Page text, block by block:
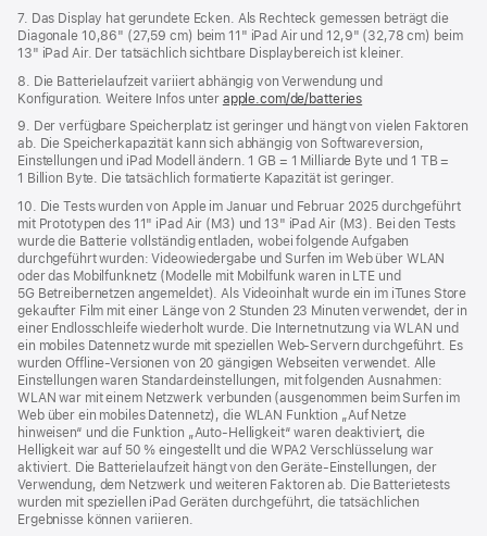
7. Das Display hat gerundete Ecken. Als Rechteck gemessen beträgt die
Diagonale 10,86" (27,59 cm) beim 11" iPad Air und 12,9" (32,78 cm) beim
13" iPad Air. Der tatsächlich sichtbare Displaybereich ist kleiner.
8. Die Batterielaufzeit variiert abhängig von Verwendung und
Konfiguration. Weitere Infos unter apple.com/de/batteries
9. Der verfügbare Speicherplatz ist geringer und hängt von vielen Faktoren
ab. Die Speicherkapazität kann sich abhängig von Softwareversion,
Einstellungen und iPad Modell ändern. 1 GB = 1 Milliarde Byte und 1 TB =
1 Billion Byte. Die tatsächlich formatierte Kapazität ist geringer.
10. Die Tests wurden von Apple im Januar und Februar 2025 durchgeführt
mit Prototypen des 11" iPad Air (M3) und 13" iPad Air (M3). Bei den Tests
wurde die Batterie vollständig entladen, wobei folgende Aufgaben
durchgeführt wurden: Videowiedergabe und Surfen im Web über WLAN
oder das Mobilfunknetz (Modelle mit Mobilfunk waren in LTE und
5G Betreibernetzen angemeldet). Als Videoinhalt wurde ein im iTunes Store
gekaufter Film mit einer Länge von 2 Stunden 23 Minuten verwendet, der in
einer Endlosschleife wiederholt wurde. Die Internetnutzung via WLAN und
ein mobiles Datennetz wurde mit speziellen Web-Servern durchgeführt. Es
wurden Offline-Versionen von 20 gängigen Webseiten verwendet. Alle
Einstellungen waren Standard­einstellungen, mit folgenden Ausnahmen:
WLAN war mit einem Netzwerk verbunden (ausgenommen beim Surfen im
Web über ein mobiles Datennetz), die WLAN Funktion „Auf Netze
hinweisen“ und die Funktion „Auto-Helligkeit“ waren deaktiviert, die
Helligkeit war auf 50 % eingestellt und die WPA2 Verschlüsselung war
aktiviert. Die Batterielaufzeit hängt von den Geräte-Einstellungen, der
Verwendung, dem Netzwerk und weiteren Faktoren ab. Die Batterietests
wurden mit speziellen iPad Geräten durchgeführt, die tatsächlichen
Ergebnisse können variieren.